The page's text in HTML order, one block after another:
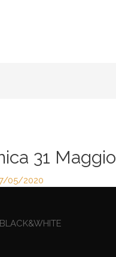
31 Maggio
05/2020
BLACK&WHITE